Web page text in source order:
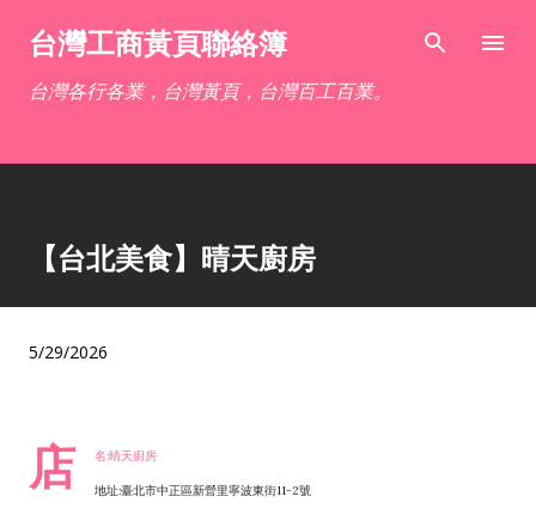
跳到主要內容
台灣工商黃頁聯絡簿
台灣各行各業，台灣黃頁，台灣百工百業。
【台北美食】晴天廚房
5/29/2026
店 名:晴天廚房
地址:臺北市中正區新營里寧波東街11-2號